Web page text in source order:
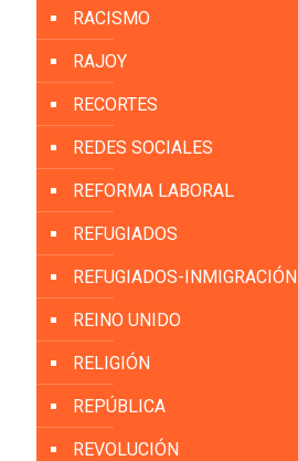
RACISMO
RAJOY
RECORTES
REDES SOCIALES
REFORMA LABORAL
REFUGIADOS
REFUGIADOS-INMIGRACIÓN
REINO UNIDO
RELIGIÓN
REPÚBLICA
REVOLUCIÓN